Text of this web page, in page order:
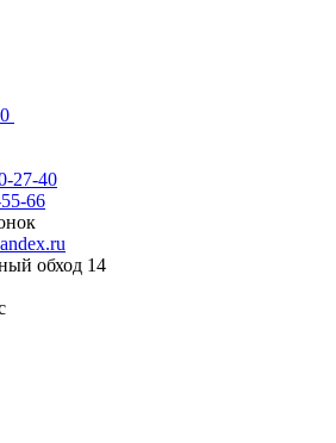
27-40
66
обход 14